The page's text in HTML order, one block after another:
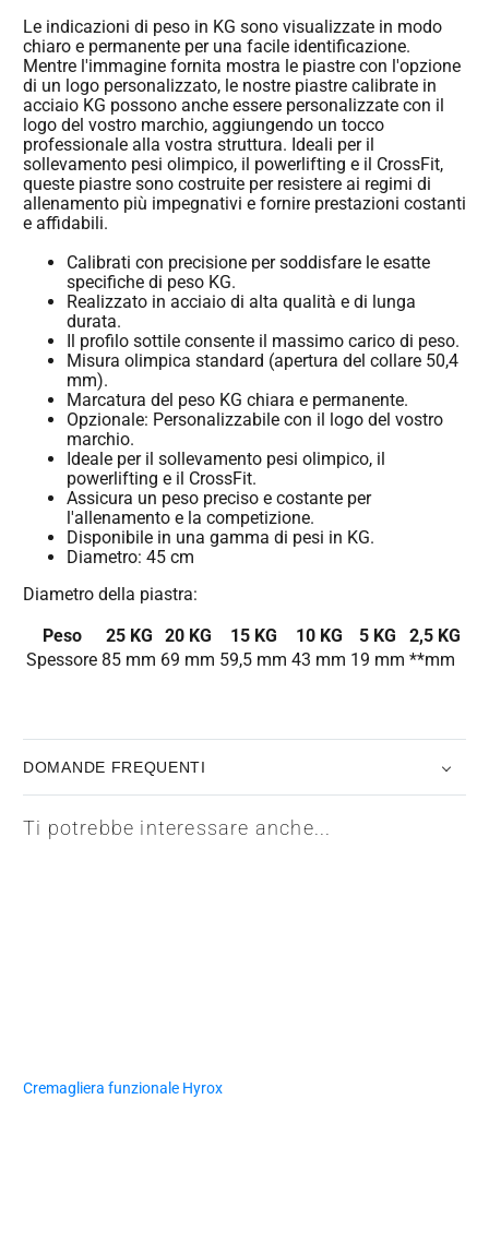
Le indicazioni di peso in KG sono visualizzate in modo
chiaro e permanente per una facile identificazione.
Mentre l'immagine fornita mostra le piastre con l'opzione
di un logo personalizzato, le nostre piastre calibrate in
acciaio KG possono anche essere personalizzate con il
logo del vostro marchio, aggiungendo un tocco
professionale alla vostra struttura. Ideali per il
sollevamento pesi olimpico, il powerlifting e il CrossFit,
queste piastre sono costruite per resistere ai regimi di
allenamento più impegnativi e fornire prestazioni costanti
e affidabili.
Calibrati con precisione per soddisfare le esatte
specifiche di peso KG.
Realizzato in acciaio di alta qualità e di lunga
durata.
Il profilo sottile consente il massimo carico di peso.
Misura olimpica standard (apertura del collare 50,4
mm).
Marcatura del peso KG chiara e permanente.
Opzionale: Personalizzabile con il logo del vostro
marchio.
Ideale per il sollevamento pesi olimpico, il
powerlifting e il CrossFit.
Assicura un peso preciso e costante per
l'allenamento e la competizione.
Disponibile in una gamma di pesi in KG.
Diametro: 45 cm
Diametro della piastra:
Peso 25 KG 20 KG 15 KG 10 KG 5 KG
2,5 KG
Spessore 85 mm 69 mm 59,5 mm 43 mm 19 mm **mm
DOMANDE FREQUENTI
Ti potrebbe interessare anche...
Cremagliera funzionale Hyrox